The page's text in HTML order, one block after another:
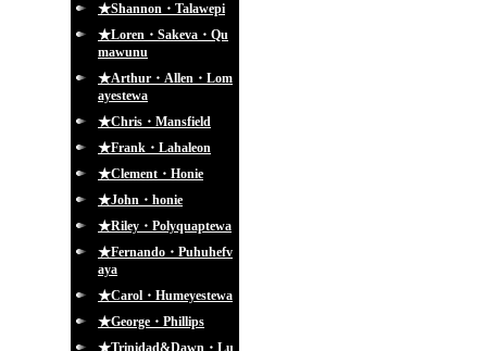
★Shannon・Talawepi
★Loren・Sakeva・Qu
mawunu
★Arthur・Allen・Lom
ayestewa
★Chris・Mansfield
★Frank・Lahaleon
★Clement・Honie
★John・honie
★Riley・Polyquaptewa
★Fernando・Puhuhefv
aya
★Carol・Humeyestewa
★George・Phillips
★Trinidad&Dawn・Lu